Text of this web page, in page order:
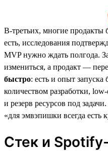
В-третьих, многие продакты
есть, исследования
MVP нужно ждать полгода.
измениться, а продакт —
быстро: есть и опыт
количеством разработки,
и резерв ресурсов под
«для эмвэпишки всегда есть
Стек и